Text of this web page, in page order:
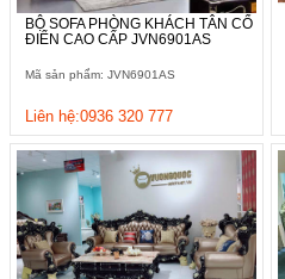
BỘ SOFA PHÒNG KHÁCH TÂN CỔ
ĐIỂN CAO CẤP JVN6901AS
Mã sản phẩm: JVN6901AS
Liên hệ:0936 320 777